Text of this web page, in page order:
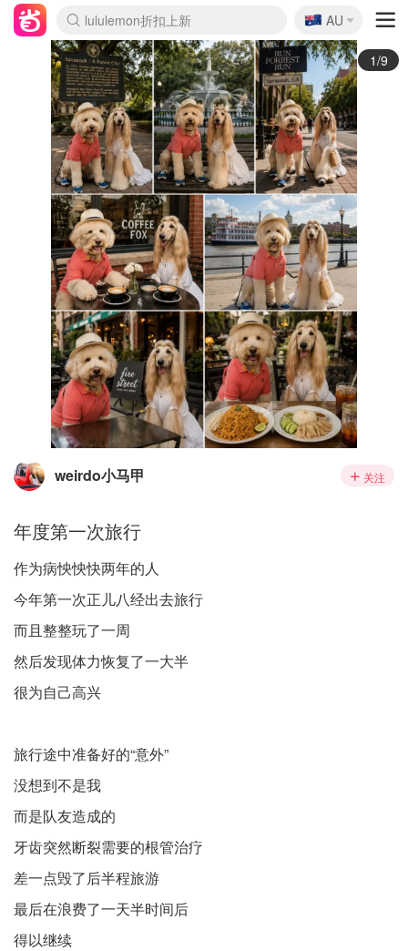
lululemon折扣上新
Sasa美妆护肤3.5折
SSENSE年中3折
FreshBeauty好价汇总
Cettire降价+叠9折
Farfetch折上8折
WWS Coles超市实拍
viagogo二手票捡漏
Myer清仓1折起
The Outnet奢牌1折起
David Jones 3折起
Flannels大牌1折
Perfumes Club护肤1折
AMIRO返校季6.2折
Oweek抽奖送Airpods
Amazon折扣汇总
eToro入金$200送$50
Amazon数码好物
ICONIC本周7.5折
ThedoubleF高奢地板价
Moose Knuckles 6折
丝芙兰5折起
EUFY官网3.7折起
Selenichast首饰2折
Trip机票酒店促销
YSL送5件彩妆礼
Amazon家居好物
BIGBANG巡演开票
David Jones时尚3折
Amazon美妆护肤
雅漾大喷$8
过敏原检测盒$33
伊索独家赠50ml沐浴露
科颜氏清仓3折
SEALIFE海洋馆门票6折
丝塔芙大白罐$16
订阅Newsletter送香薰
Cult Beauty 6.8折
Harrods圣诞日历2.3折
LN-CC奢牌私促3折
d'Alba空姐喷雾$16
EVE LOM套装逆天2折
Bernardelli独家4折
Adore Beauty 6折起
CT圣诞日历
Mytheresa奢品2.7折
Luxury Escapes 9折
Currentbody美容仪9折
MOON Garden Live
ALLSAINTS美衣3折
Roborock扫地机3.7折
Tingo Life水杯$24
Valentino官网5折
CR洗发护发6.3折
🇦🇺
AU
2/9
weirdo小马甲 关注
年度第一次旅行
作为病怏怏快两年的人
今年第一次正儿八经出去旅行
而且整整玩了一周
然后发现体力恢复了一大半
很为自己高兴
旅行途中准备好的“意外”
没想到不是我
而是队友造成的
牙齿突然断裂需要的根管治疗
差一点毁了后半程旅游
最后在浪费了一天半时间后
得以继续